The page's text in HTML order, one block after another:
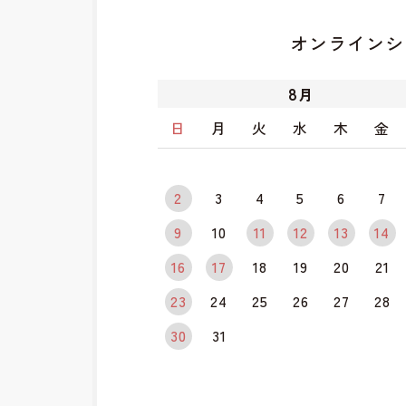
オンライン
8月
日
月 火 水 木 金
2 3 4 5 6
7
9
10 11 12 13
14
16
17 18 19 20
21
23
24 25 26 27
28
30
31